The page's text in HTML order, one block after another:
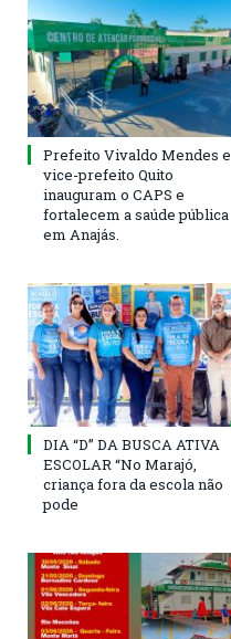
Prefeito Vivaldo Mendes e
vice-prefeito Quito
inauguram o CAPS e
fortalecem a saúde pública
em Anajás.
DIA “D” DA BUSCA ATIVA
ESCOLAR “No Marajó,
criança fora da escola não
pode